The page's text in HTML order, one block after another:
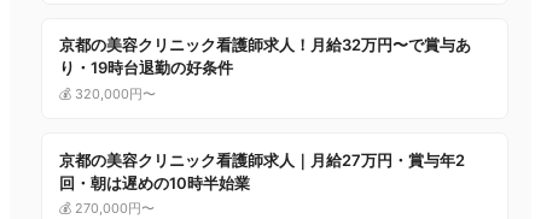
京都の美容クリニック看護師求人！月給32万円〜で賞与あ
り・19時台退勤の好条件
💰 320,000円〜
京都の美容クリニック看護師求人｜月給27万円・賞与年2
回・朝は遅めの10時半始業
💰 270,000円〜